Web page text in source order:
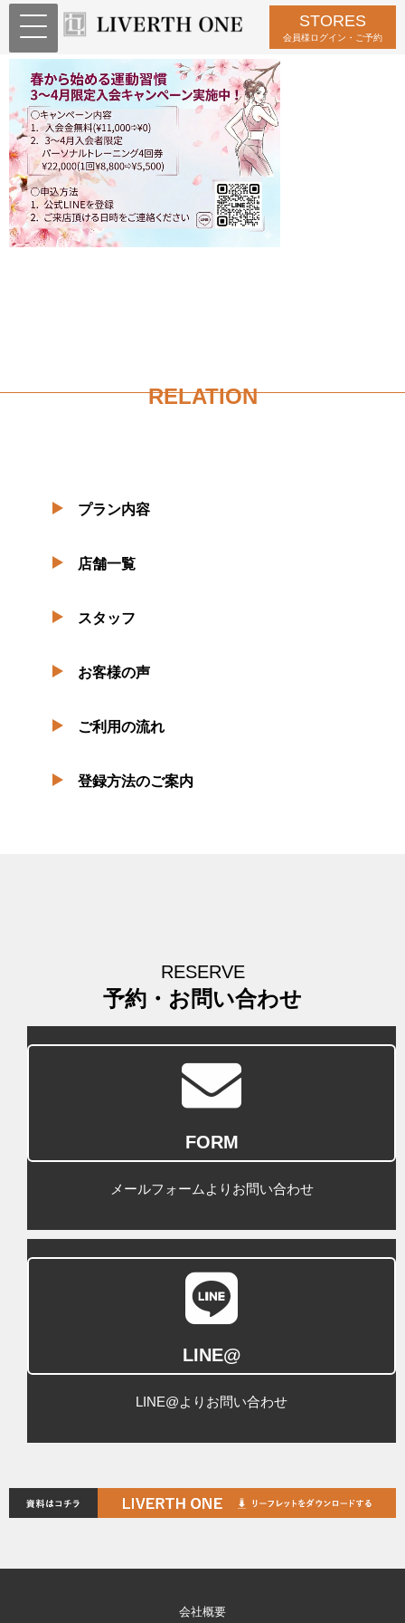
STORES
会員様ログイン・ご予約
RELATION
プラン内容
店舗一覧
スタッフ
お客様の声
ご利用の流れ
登録方法のご案内
RESERVE
予約・お問い合わせ
FORM
メールフォームよりお問い合わせ
LINE@
LINE@よりお問い合わせ
会社概要